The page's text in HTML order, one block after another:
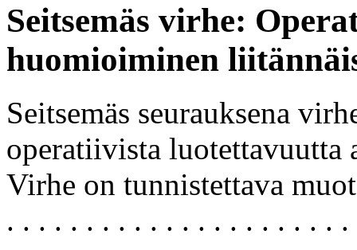
Seitsemäs virhe:
huomioiminen
Seitsemäs seurauksena
operatiivista
Virhe on tunnistettava
. . . . . . . . . . . . . . . . . . . . .